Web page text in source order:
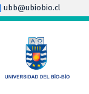
ubb@ubiobio.cl